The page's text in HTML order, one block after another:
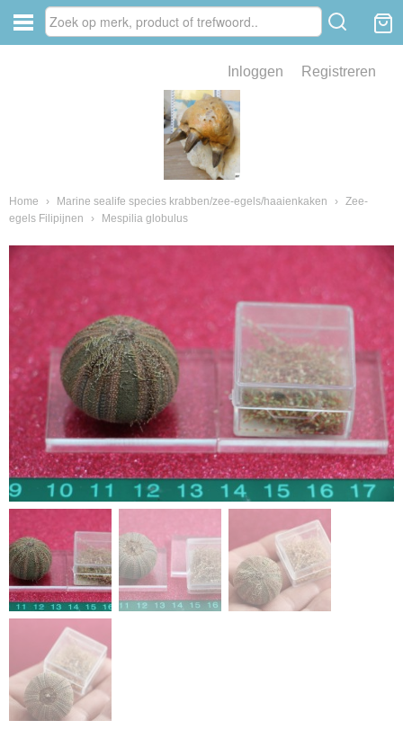
Inloggen Registreren
Home › Marine sealife species krabben/zee-egels/haaienkaken › Zee-
egels Filipijnen
› Mespilia globulus
van fossielen en mineralen